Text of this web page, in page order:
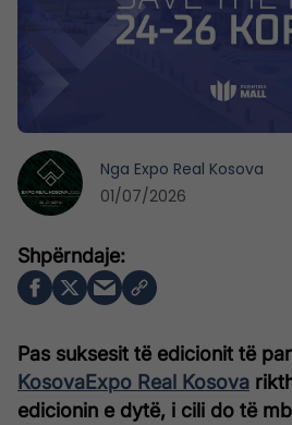
Pas suksesit të edicionit të
KosovaExpo Real Kosova
edicionin e dytë, i cili do të
Nga Expo Real Kosova
01/07/2026